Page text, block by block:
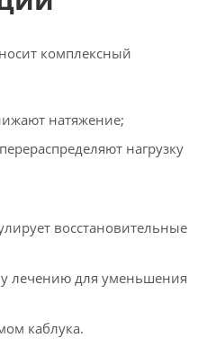
комплексный
натяжение;
нагрузку
восстановительные
лечению для уменьшения
каблука.